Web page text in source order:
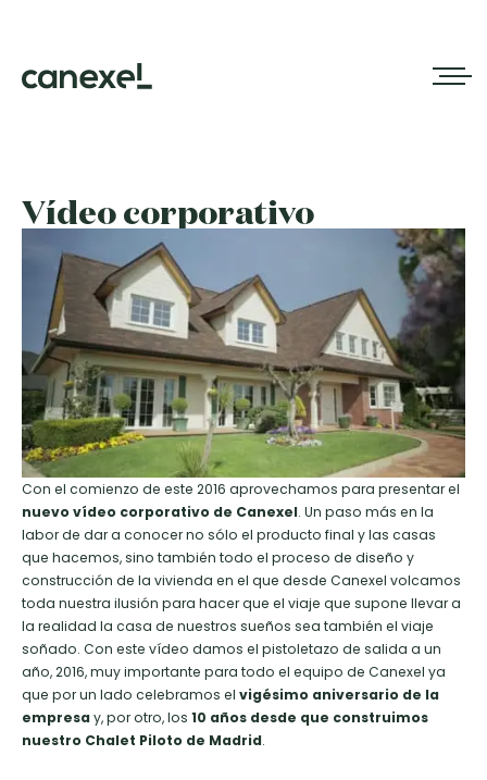
Vídeo corporativo
Con el comienzo de este 2016 aprovechamos para presentar el
nuevo vídeo corporativo de Canexel. Un paso más en la
labor de dar a conocer no sólo el producto final y las casas
que hacemos, sino también todo el proceso de diseño y
construcción de la vivienda en el que desde Canexel volcamos
toda nuestra ilusión para hacer que el viaje que supone llevar a
la realidad la casa de nuestros sueños sea también el viaje
soñado. Con este vídeo damos el pistoletazo de salida a un
año, 2016, muy importante para todo el equipo de Canexel ya
que por un lado celebramos el vigésimo aniversario de la
empresay, por otro, los 10 años desde que construimos
nuestro Chalet Piloto de Madrid.